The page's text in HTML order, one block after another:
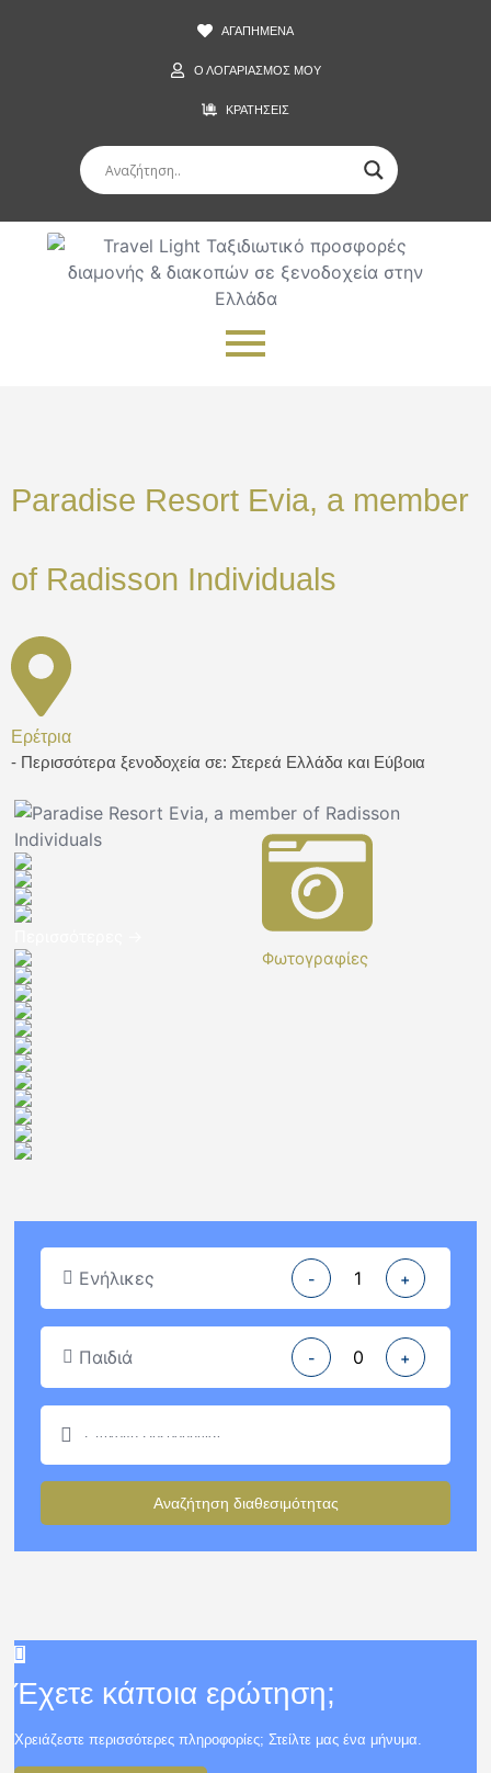
ΑΓΑΠΗΜΕΝΑ
Ο ΛΟΓΑΡΙΑΣΜΟΣ ΜΟΥ
ΚΡΑΤΗΣΕΙΣ
Paradise Resort Evia, a member
of Radisson Individuals
Ερέτρια
- Περισσότερα ξενοδοχεία σε: Στερεά Ελλάδα και Εύβοια
Φωτογραφίες
Ενήλικες - +
Παιδιά - +
Αναζήτηση διαθεσιμότητας
Έχετε κάποια ερώτηση;
Χρειάζεστε περισσότερες πληροφορίες; Στείλτε μας ένα μήνυμα.